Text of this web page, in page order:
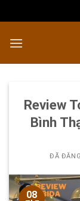
đến
nội
Review
Bình
ĐÃ
08